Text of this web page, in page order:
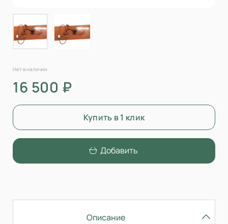
Нет в наличии
16 500 ₽
Купить в 1 клик
Добавить
Описание